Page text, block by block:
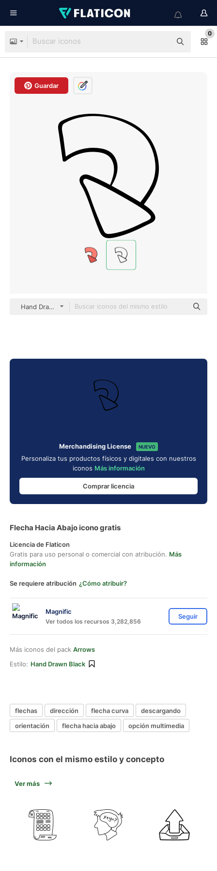
0
Guardar
Hand Drawn Black
Merchandising License NUEVO
Personaliza tus productos físicos y digitales con nuestros
iconos Más información
Comprar licencia
Flecha Hacia Abajo icono gratis
Licencia de Flaticon
Gratis para uso personal o comercial con atribución. Más
información
Se requiere atribución ¿Cómo atribuir?
Magnific
Ver todos los recursos 3,282,856
Seguir
Más iconos del pack Arrows
Estilo: Hand Drawn Black
flechas dirección flecha curva
descargando
orientación
flecha hacia abajo opción multimedia
Iconos con el mismo estilo y concepto
Ver más